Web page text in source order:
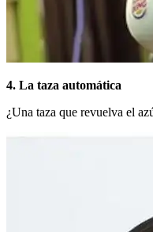
4. La taza automática
¿Una taza que revuelva el